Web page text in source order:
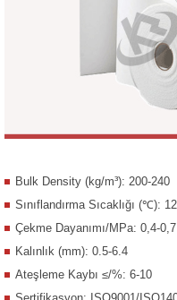
Bulk Density (kg/m³): 200-240
Sınıflandırma Sıcaklığı (℃):
Çekme Dayanımı/MPa: 0,4-0,7
Kalınlık (mm): 0.5-6.4
Ateşleme Kaybı ≤/%: 6-10
Sertifikasyon: ISO9001/